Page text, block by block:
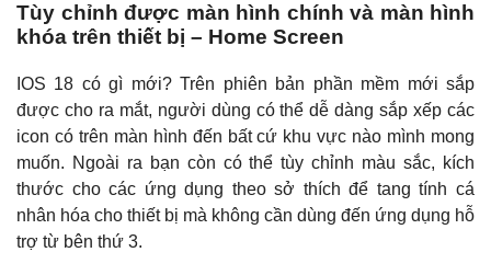
Tùy chỉnh được màn hình chính và màn hình
khóa trên thiết bị – Home Screen
IOS 18 có gì mới? Trên phiên bản phần mềm mới sắp
được cho ra mắt, người dùng có thể dễ dàng sắp xếp các
icon có trên màn hình đến bất cứ khu vực nào mình mong
muốn. Ngoài ra bạn còn có thể tùy chỉnh màu sắc, kích
thước cho các ứng dụng theo sở thích để tang tính cá
nhân hóa cho thiết bị mà không cần dùng đến ứng dụng hỗ
trợ từ bên thứ 3.